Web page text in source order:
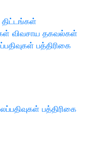
திட்டங்கள்
விவசாய தகவல்கள்
பத்திரிகை
பத்திரிகை